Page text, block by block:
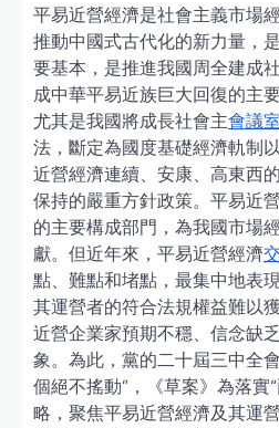
平易近營經濟是社會主義市場
推動中國式古代化的新力量，
要基本，是推進我國周全建成
成中華平易近族巨大回復的主
尤其是我國將成長社會主會議
法，斷定為國度基礎經濟軌制
近營經濟連續、安康、高東西
保持的嚴重方針政策。平易近
的主要構成部門，為我國市場
獻。但近年來，平易近營經濟
點、難點和堵點，最集中地表
其運營者的符合法規權益難以
近營企業家預期不穩、信念缺
象。為此，黨的二十屆三中全
個絕不搖動”，《草案》為落實
略，聚焦平易近營經濟及其運